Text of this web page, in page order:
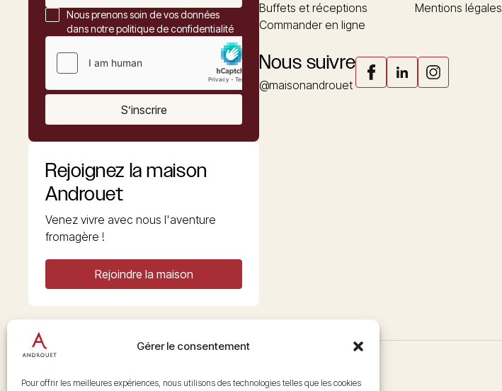
Gérer le consentement
Pour offrir les meilleures expériences, nous utilisons des technologies telles que les cookies
Nous prenons soin de vos données
dans notre politique de confidentialité
S’inscrire
Rejoignez la maison
Androuet
Venez vivre avec nous l'aventure
fromagère !
Rejoindre la maison
Buffets et réceptions
Commander en ligne
Mentions légales
Nous suivre
@maisonandrouet